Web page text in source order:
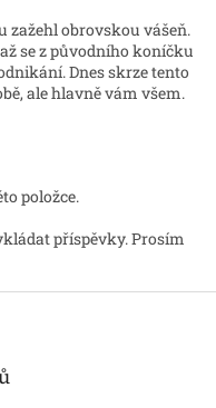
zažehl obrovskou vášeň.
se z původního koníčku
Dnes skrze tento
ale hlavně vám všem.
položce.
příspěvky. Prosím